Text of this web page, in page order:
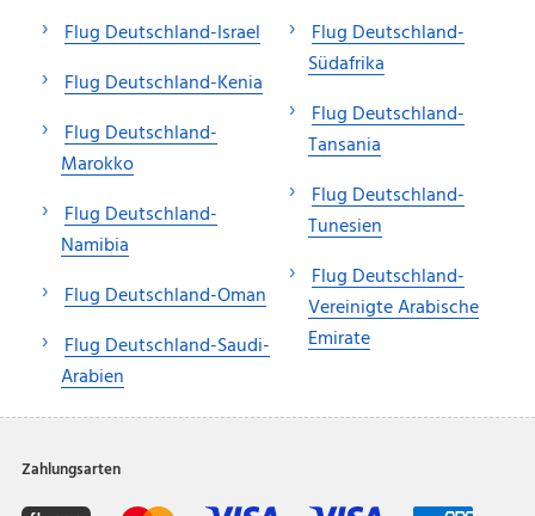
Flug Deutschland-Israel
Flug Deutschland-Kenia
Flug Deutschland-
Marokko
Flug Deutschland-
Namibia
Flug Deutschland-Oman
Flug Deutschland-Saudi-
Arabien
Flug Deutschland-
Südafrika
Flug Deutschland-
Tansania
Flug Deutschland-
Tunesien
Flug Deutschland-
Vereinigte Arabische
Emirate